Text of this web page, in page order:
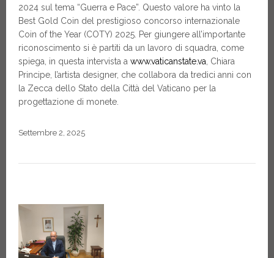
2024 sul tema “Guerra e Pace”. Questo valore ha vinto la
Best Gold Coin del prestigioso concorso internazionale
Coin of the Year (COTY) 2025. Per giungere all’importante
riconoscimento si è partiti da un lavoro di squadra, come
spiega, in questa intervista a www.vaticanstate.va , Chiara
Principe, l’artista designer, che collabora da tredici anni con
la Zecca dello Stato della Città del Vaticano per la
progettazione di monete.
Settembre 2, 2025